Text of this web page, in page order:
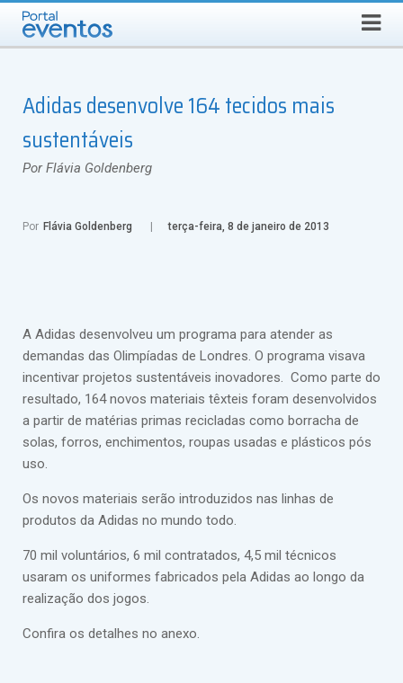
DOMINGO, 9 DE AGOSTO DE 2026 Busca
Adidas desenvolve 164 tecidos mais
sustentáveis
Por Flávia Goldenberg
Por Flávia Goldenberg terça-feira, 8 de janeiro de 2013
A Adidas desenvolveu um programa para atender as
demandas das Olimpíadas de Londres. O programa visava
incentivar projetos sustentáveis inovadores. Como parte do
resultado, 164 novos materiais têxteis foram desenvolvidos
a partir de matérias primas recicladas como borracha de
solas, forros, enchimentos, roupas usadas e plásticos pós
uso.
Os novos materiais serão introduzidos nas linhas de
produtos da Adidas no mundo todo.
70 mil voluntários, 6 mil contratados, 4,5 mil técnicos
usaram os uniformes fabricados pela Adidas ao longo da
realização dos jogos.
Confira os detalhes no anexo.